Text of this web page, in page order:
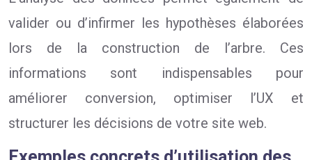
valider ou d’infirmer les hypothèses élaborées
lors de la construction de l’arbre. Ces
informations sont indispensables pour
améliorer conversion, optimiser l’UX et
structurer les décisions de votre site web.